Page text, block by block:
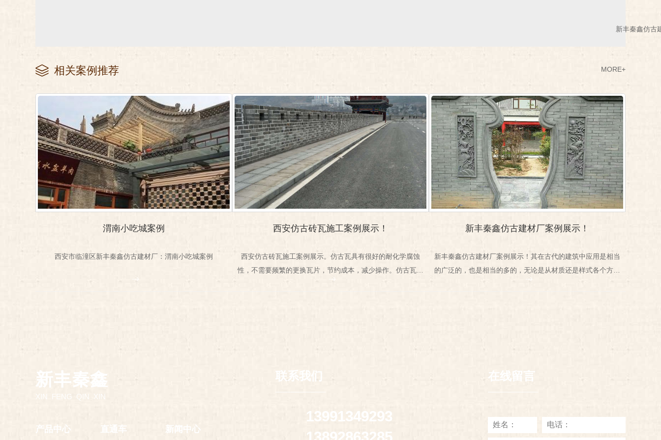
新丰秦鑫仿古
相关案例推荐 MORE+
渭南小吃城案例
西安市临潼区新丰秦鑫仿古建材厂：渭南小吃城案例
西安仿古砖瓦施工案例展示！
西安仿古砖瓦施工案例展示。仿古瓦具有很好的耐化学腐蚀
性，不需要频繁的更换瓦片，节约成本，减少操作。仿古瓦面
积大，不受产品自重的影响，施工中不存在安全隐患，易于安
新丰秦鑫仿古建材厂案例展示！
新丰秦鑫仿古建材厂案例展示！其在古代的建筑中应用是相当
的广泛的，也是相当的多的，无论是从材质还是样式各个方面
我们都会进行考虑，做工讲究细致，要求高！
新丰秦鑫
XIN FENG QIN XIN
产品中心 直通车 新闻中心
联系我们
13991349293
13892863285
在线留言